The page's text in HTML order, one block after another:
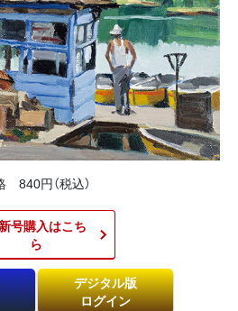
840円（税込）
号購入はこち
ら​
デジタル版
ログイン